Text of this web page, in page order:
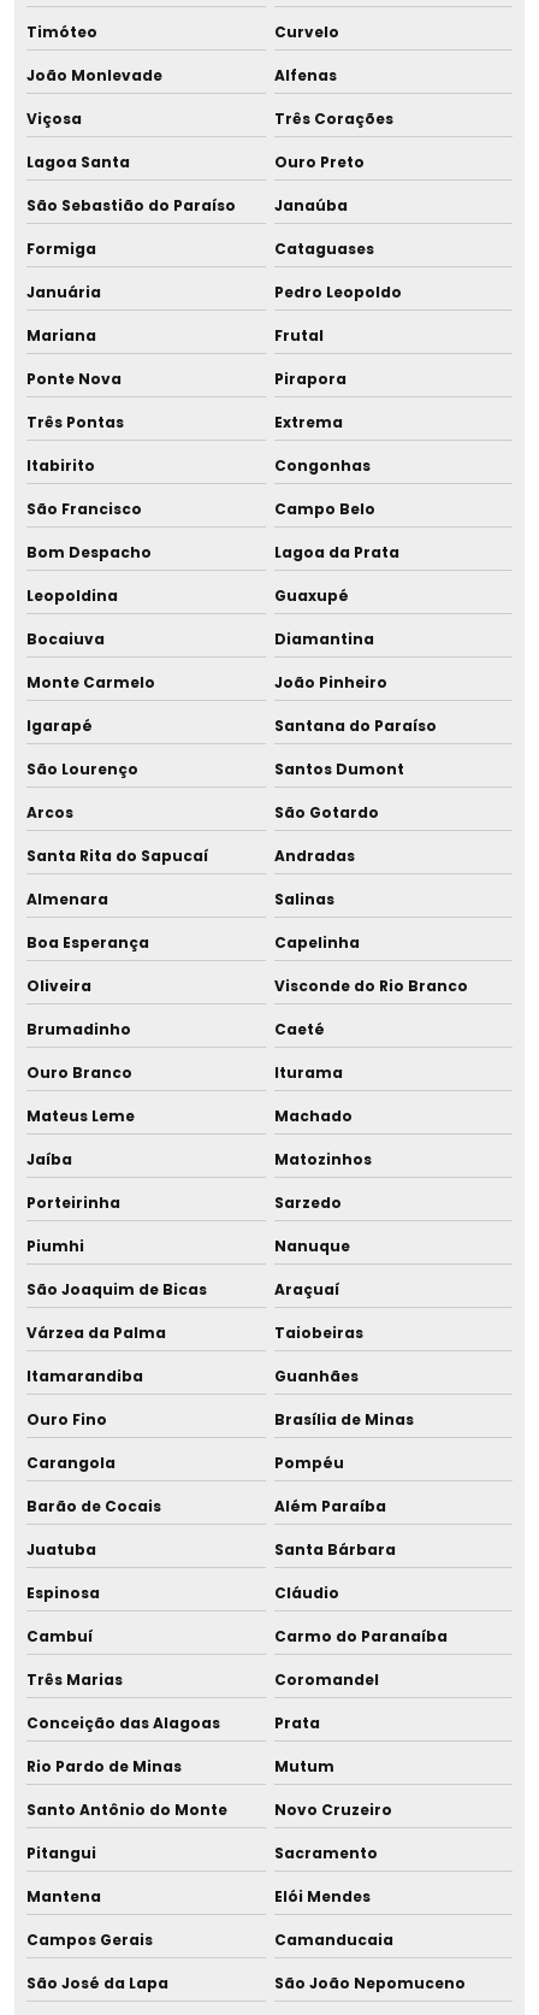
Licença prévia de ampliação
Licença prévia empreendimento
Licença prévia e de instalação
Licença prévia instalação e operação
Licença prévia e licença de instalação
Licença prévia licença de instalação licença de operação
Licença prévia loteamento
Licença de produtos controlados
Licença única ambiental
Licença unificada
Licenciamento ambiental de aterro sanitário
Licenciamento ambiental condomínio residencial
Licenciamento ambiental para construção civil
Licenciamento ambiental para empresas
Licenciamento ambiental de fábricas
Licenciamento ambiental industrial
Licenciamento ambiental para lava jatos
Licenciamento ambiental licença prévia
Licenciamento ambiental para loteamento
Licenciamento ambiental para loteamento urbano
Licenciamento ambiental de oficina mecânica
Licenciamento ambiental urbano
Projeto ambiental consultoria
Projeto ambiental para empresas
Projeto de coleta seletiva
Projeto de coleta seletiva em empresas
Projeto de conscientização ambiental
Projeto e dimensionamento de rede de água potável
Projeto de emissário no rio grande do sul
Projeto de emissário em rs
Projeto estação de tratamento de água
Projeto de estação de tratamento de efluentes
Projeto de estação de tratamento de esgoto
Projeto eta
Projeto eta compacta
Projeto hidráulico cozinha
Projeto hidráulico de esgoto
Timóteo Curvelo
João Monlevade Alfenas
Viçosa Três Corações
Lagoa Santa Ouro Preto
São Sebastião do Paraíso Janaúba
Formiga Cataguases
Januária Pedro Leopoldo
Mariana Frutal
Ponte Nova Pirapora
Três Pontas Extrema
Itabirito Congonhas
São Francisco Campo Belo
Bom Despacho Lagoa da Prata
Leopoldina Guaxupé
Bocaiuva Diamantina
Monte Carmelo João Pinheiro
Igarapé Santana do Paraíso
São Lourenço Santos Dumont
Arcos São Gotardo
Santa Rita do Sapucaí Andradas
Almenara Salinas
Boa Esperança Capelinha
Oliveira Visconde do Rio Branco
Brumadinho Caeté
Ouro Branco Iturama
Mateus Leme Machado
Jaíba Matozinhos
Porteirinha Sarzedo
Piumhi Nanuque
São Joaquim de Bicas Araçuaí
Várzea da Palma Taiobeiras
Itamarandiba Guanhães
Ouro Fino Brasília de Minas
Carangola Pompéu
Barão de Cocais Além Paraíba
Juatuba Santa Bárbara
Espinosa Cláudio
Cambuí Carmo do Paranaíba
Três Marias Coromandel
Conceição das Alagoas Prata
Rio Pardo de Minas Mutum
Santo Antônio do Monte Novo Cruzeiro
Pitangui Sacramento
Mantena Elói Mendes
Campos Gerais Camanducaia
São José da Lapa São João Nepomuceno